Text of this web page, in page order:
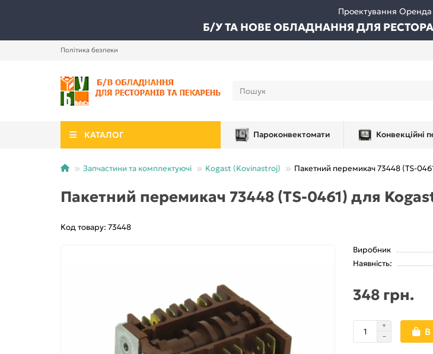
Проектування
Б/У ТА НОВЕ ОБЛАДНАННЯ ДЛЯ
Політика безпеки
КАТАЛОГ Пароконвектомати Конвекційні
Запчастини та комплектуючі Kogast (Kovinastroj) Пакетний перемикач 73448 (TS-
Пакетний перемикач 73448 (TS-0461) для
Код товару: 73448
Виробник
Наявність:
348 грн.
В